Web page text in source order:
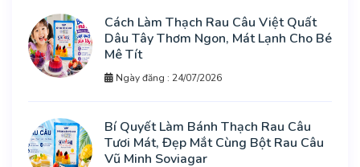
Cách Làm Thạch Rau Câu Việt Quất
Dâu Tây Thơm Ngon, Mát Lạnh Cho Bé
Mê Tít
Ngày đăng : 24/07/2026
Bí Quyết Làm Bánh Thạch Rau Câu
Tươi Mát, Đẹp Mắt Cùng Bột Rau Câu
Vũ Minh Soviagar